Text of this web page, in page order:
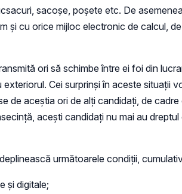
sacoșe, poșete etc. De
și cu orice mijloc electronic de calcul,
ori să schimbe între ei foi din
Cei surprinși în aceste situații
aceștia ori de alți candidați, de
acești candidați nu mai au
următoarele condiții,
și digitale;